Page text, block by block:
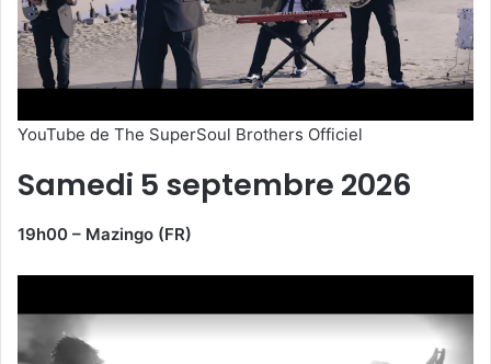
YouTube de The SuperSoul Brothers Officiel
Samedi 5 septembre 2026
19h00 – Mazingo (FR)